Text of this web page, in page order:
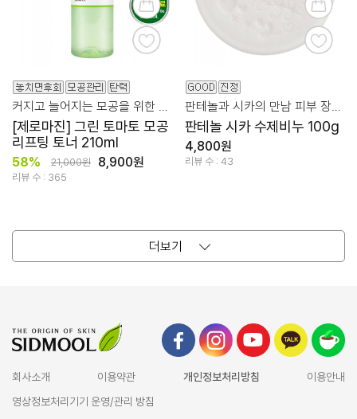
[제로마진] 그린 토마토 모공
리프팅 토너 210ml
58% 21,000원 8,900원
리뷰 수 : 365
판테놀과 시카의 만남 피부 장벽과 진정 클렌징 케어!
판테놀 시카 수제비누 100g
4,800원
리뷰 수 : 43
더보기
회사소개 이용약관 개인정보처리방침
이용안내
영상정보처리기기 운영/관리 방침